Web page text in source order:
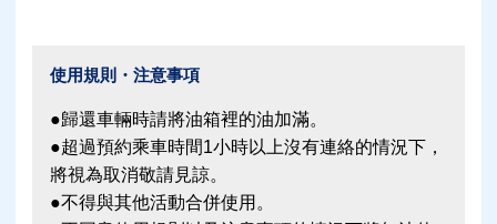
使用規則・注意事項
●歸還車輛時請將油箱裡的油加滿。
●超過預約乘車時間1小時以上沒有連絡的情況下，
將視為取消敬請見諒。
●不得與其他活動合併使用。